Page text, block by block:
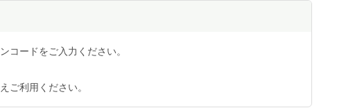
コードをご入力ください。
ご利用ください。